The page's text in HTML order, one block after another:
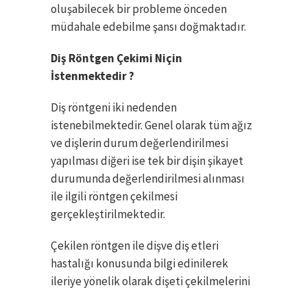
oluşabilecek bir probleme önceden
müdahale edebilme şansı doğmaktadır.
Diş Röntgen Çekimi Niçin
İstenmektedir ?
Diş röntgeni iki nedenden
istenebilmektedir. Genel olarak tüm ağız
ve dişlerin durum değerlendirilmesi
yapılması diğeri ise tek bir dişin şikayet
durumunda değerlendirilmesi alınması
ile ilgili röntgen çekilmesi
gerçekleştirilmektedir.
Çekilen röntgen ile dişve diş etleri
hastalığı konusunda bilgi edinilerek
ileriye yönelik olarak dişeti çekilmelerini